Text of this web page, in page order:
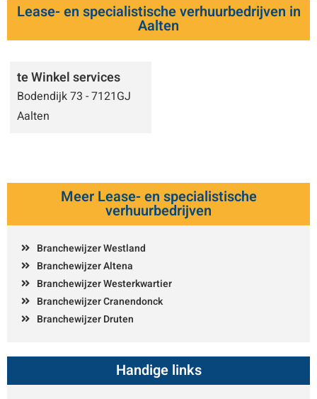
Lease- en specialistische verhuurbedrijven in
Aalten
te Winkel services
Bodendijk 73 - 7121GJ
Aalten
Meer Lease- en specialistische
verhuurbedrijven
Branchewijzer Westland
Branchewijzer Altena
Branchewijzer Westerkwartier
Branchewijzer Cranendonck
Branchewijzer Druten
Handige links